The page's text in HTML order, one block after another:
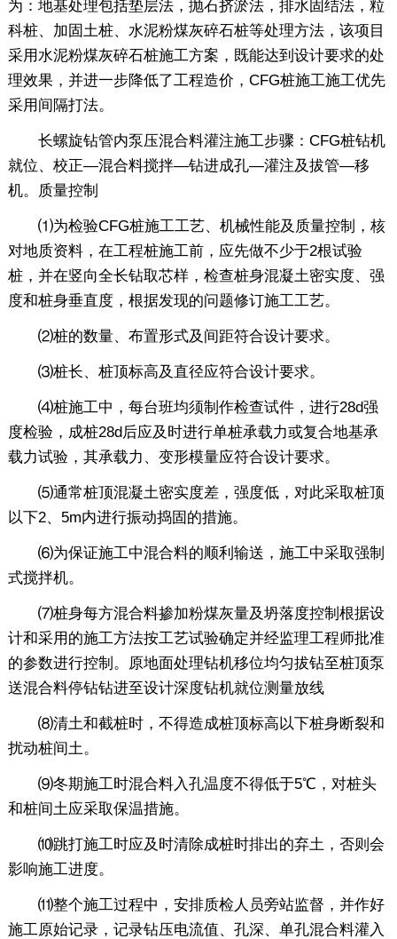
为：地基处理包括垫层法，抛石挤淤法，排水固结法，粒
科桩、加固土桩、水泥粉煤灰碎石桩等处理方法，该项目
采用水泥粉煤灰碎石桩施工方案，既能达到设计要求的处
理效果，并进一步降低了工程造价，CFG桩施工施工优先
采用间隔打法。
长螺旋钻管内泵压混合料灌注施工步骤：CFG桩钻机
就位、校正—混合料搅拌—钻进成孔—灌注及拔管—移
机。质量控制
⑴为检验CFG桩施工工艺、机械性能及质量控制，核
对地质资料，在工程桩施工前，应先做不少于2根试验
桩，并在竖向全长钻取芯样，检查桩身混凝土密实度、强
度和桩身垂直度，根据发现的问题修订施工工艺。
⑵桩的数量、布置形式及间距符合设计要求。
⑶桩长、桩顶标高及直径应符合设计要求。
⑷桩施工中，每台班均须制作检查试件，进行28d强
度检验，成桩28d后应及时进行单桩承载力或复合地基承
载力试验，其承载力、变形模量应符合设计要求。
⑸通常桩顶混凝土密实度差，强度低，对此采取桩顶
以下2、5m内进行振动捣固的措施。
⑹为保证施工中混合料的顺利输送，施工中采取强制
式搅拌机。
⑺桩身每方混合料掺加粉煤灰量及坍落度控制根据设
计和采用的施工方法按工艺试验确定并经监理工程师批准
的参数进行控制。原地面处理钻机移位均匀拔钻至桩顶泵
送混合料停钻钻进至设计深度钻机就位测量放线
⑻清土和截桩时，不得造成桩顶标高以下桩身断裂和
扰动桩间土。
⑼冬期施工时混合料入孔温度不得低于5℃，对桩头
和桩间土应采取保温措施。
⑽跳打施工时应及时清除成桩时排出的弃土，否则会
影响施工进度。
⑾整个施工过程中，安排质检人员旁站监督，并作好
施工原始记录，记录钻压电流值、孔深、单孔混合料灌入